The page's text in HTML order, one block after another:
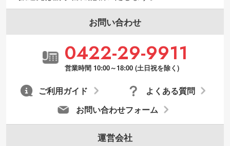
お問い合わせ
0422-29-9911
営業時間 10:00～18:00 (土日祝を除く)
お問い合わせフォーム
よくある質問
ご利用ガイド
運営会社